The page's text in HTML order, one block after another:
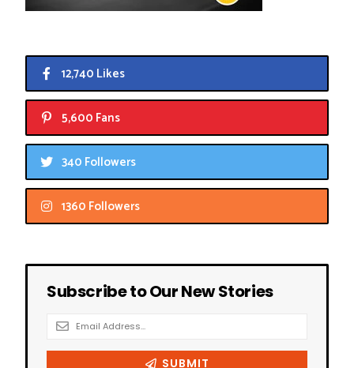
12,740 Likes
5,600 Fans
340 Followers
1360 Followers